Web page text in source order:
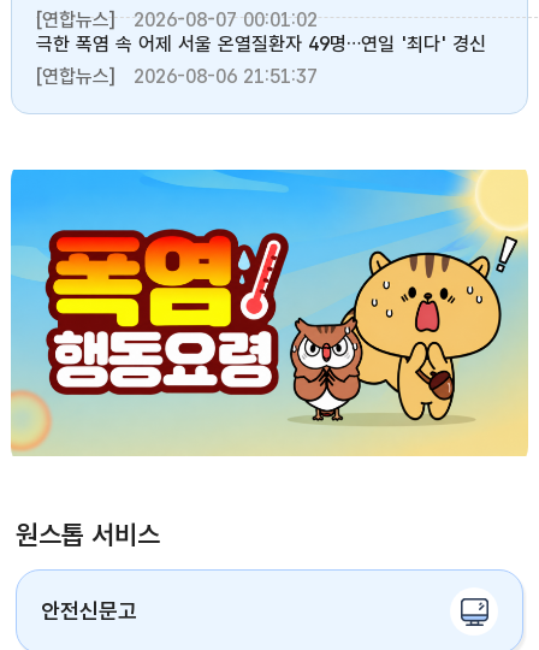
[연합뉴스]
2026-08-07 00:01:02
극한 폭염 속 어제 서울 온열질환자 49명…연일 '최다' 경신
[연합뉴스]
2026-08-06 21:51:37
원스톱 서비스
안전신문고